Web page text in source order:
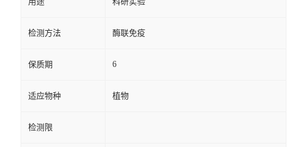
用途 科研实验
检测方法 酶联免疫
保质期 6
适应物种 植物
检测限